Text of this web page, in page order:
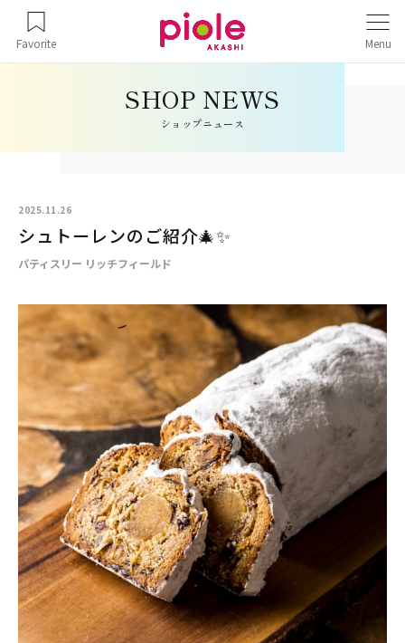
Favorite Menu
ショップニュース
2025.11.26
シュトーレンのご紹介🎄✨
パティスリー リッチフィールド